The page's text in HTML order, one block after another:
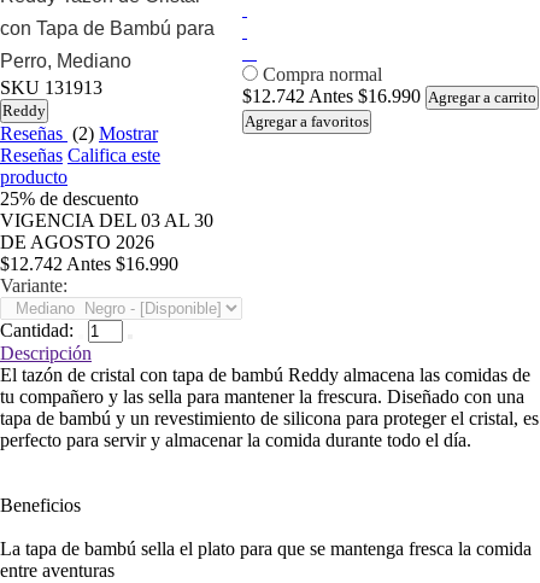
con Tapa de Bambú para
Perro, Mediano
SKU 131913
Reddy
Reseñas (2) Mostrar
Reseñas Califica este
producto
25% de descuento
VIGENCIA DEL 03 AL 30
DE AGOSTO 2026
$12.742 Antes $16.990
Variante:
Cantidad:
Compra normal
$12.742 Antes $16.990 Agregar a carrito
Agregar a favoritos
Descripción
El tazón de cristal con tapa de bambú Reddy almacena las comidas de
tu compañero y las sella para mantener la frescura. Diseñado con una
tapa de bambú y un revestimiento de silicona para proteger el cristal, es
perfecto para servir y almacenar la comida durante todo el día.
Beneficios
La tapa de bambú sella el plato para que se mantenga fresca la comida
entre aventuras